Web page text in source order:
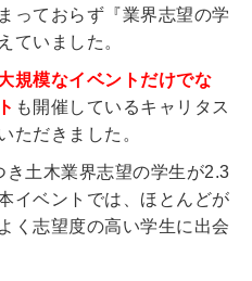
っておらず『業界志望の学
ていました。
規模なイベントだけでな
も開催しているキャリタス
ただきました。
土木業界志望の学生が2.3
イベントでは、ほとんどが
く志望度の高い学生に出会
の採用部があなたの許可なく投稿すること